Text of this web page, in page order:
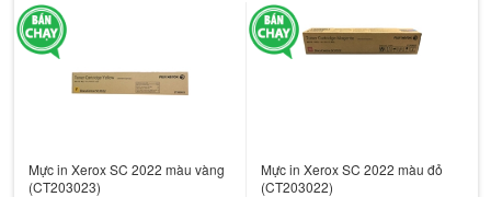
Mực in Xerox SC 2022 màu vàng
(CT203023)
Mực in Xerox SC 2022 màu đỏ
(CT203022)